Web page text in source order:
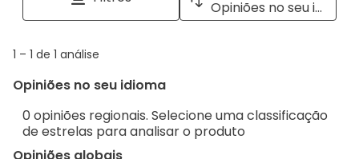
with
Opiniões no seu idioma
1
1
análise
1 – 1 de 1 análise
Opiniões no seu idioma
0 opiniões regionais. Selecione uma classificação
de estrelas para analisar o produto
Opiniões globais